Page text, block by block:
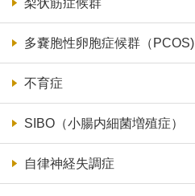
梨状筋症候群
多嚢胞性卵胞症候群（PCOS)
不育症
SIBO（小腸内細菌増殖症）
自律神経失調症